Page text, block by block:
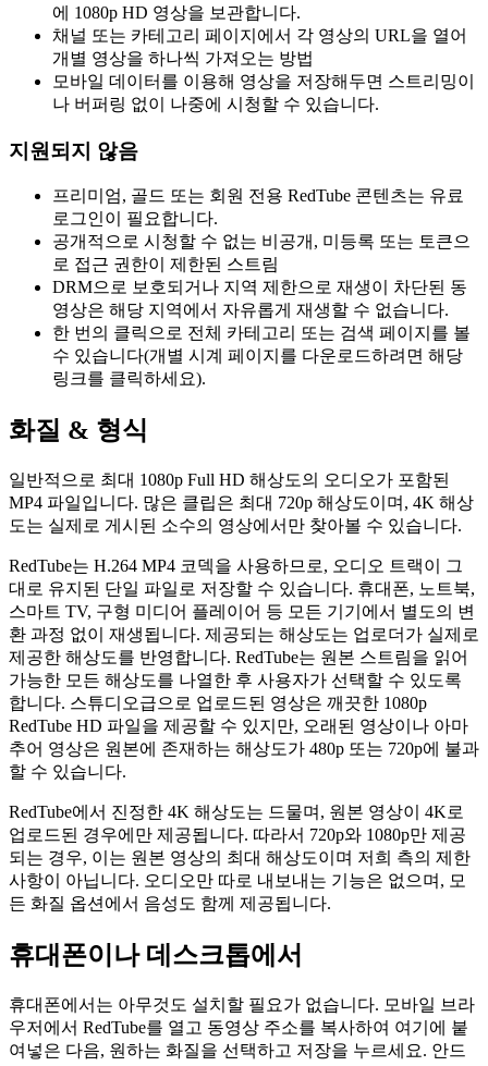
에 1080p HD 영상을 보관합니다.
채널 또는 카테고리 페이지에서 각 영상의 URL을 열어
개별 영상을 하나씩 가져오는 방법
모바일 데이터를 이용해 영상을 저장해두면 스트리밍이
나 버퍼링 없이 나중에 시청할 수 있습니다.
지원되지 않음
프리미엄, 골드 또는 회원 전용 RedTube 콘텐츠는 유료
로그인이 필요합니다.
공개적으로 시청할 수 없는 비공개, 미등록 또는 토큰으
로 접근 권한이 제한된 스트림
DRM으로 보호되거나 지역 제한으로 재생이 차단된 동
영상은 해당 지역에서 자유롭게 재생할 수 없습니다.
한 번의 클릭으로 전체 카테고리 또는 검색 페이지를 볼
수 있습니다(개별 시계 페이지를 다운로드하려면 해당
링크를 클릭하세요).
화질 & 형식
일반적으로 최대 1080p Full HD 해상도의 오디오가 포함된
MP4 파일입니다. 많은 클립은 최대 720p 해상도이며, 4K 해상
도는 실제로 게시된 소수의 영상에서만 찾아볼 수 있습니다.
RedTube는 H.264 MP4 코덱을 사용하므로, 오디오 트랙이 그
대로 유지된 단일 파일로 저장할 수 있습니다. 휴대폰, 노트북,
스마트 TV, 구형 미디어 플레이어 등 모든 기기에서 별도의 변
환 과정 없이 재생됩니다. 제공되는 해상도는 업로더가 실제로
제공한 해상도를 반영합니다. RedTube는 원본 스트림을 읽어
가능한 모든 해상도를 나열한 후 사용자가 선택할 수 있도록
합니다. 스튜디오급으로 업로드된 영상은 깨끗한 1080p
RedTube HD 파일을 제공할 수 있지만, 오래된 영상이나 아마
추어 영상은 원본에 존재하는 해상도가 480p 또는 720p에 불과
할 수 있습니다.
RedTube에서 진정한 4K 해상도는 드물며, 원본 영상이 4K로
업로드된 경우에만 제공됩니다. 따라서 720p와 1080p만 제공
되는 경우, 이는 원본 영상의 최대 해상도이며 저희 측의 제한
사항이 아닙니다. 오디오만 따로 내보내는 기능은 없으며, 모
든 화질 옵션에서 음성도 함께 제공됩니다.
휴대폰이나 데스크톱에서
휴대폰에서는 아무것도 설치할 필요가 없습니다. 모바일 브라
우저에서 RedTube를 열고 동영상 주소를 복사하여 여기에 붙
여넣은 다음, 원하는 화질을 선택하고 저장을 누르세요. 안드